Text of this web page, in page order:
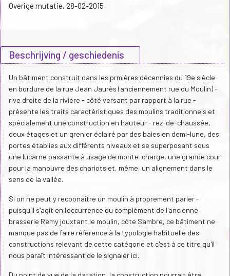
Overige mutatie, 28-02-2015
Beschrijving / geschiedenis
Un bâtiment construit dans les prmières décennies du 19e siècle
en bordure de la rue Jean Jaurès (anciennement rue du Moulin) -
rive droite de la rivière - côté versant par rapport à la rue -
présente les traits caractéristiques des moulins traditionnels et
spécialement une construction en hauteur - rez-de-chaussée,
deux étages et un grenier éclairé par des baies en demi-lune, des
portes établies aux différents niveaux et se superposant sous
une lucarne passante à usage de monte-charge, une grande cour
pour la manouvre des chariots et, même, un alignement dans le
sens de la vallée.
Si on ne peut y recoonaître un moulin à proprement parler -
puisqu'il s'agit en l'occurrence du complément de l'ancienne
brasserie Remy jouxtant le moulin, côte Sambre, ce bâtiment ne
manque pas de faire référence à la typologie habituelle des
constructions relevant de cette catégorie et c'est à ce titre qu'il
nous paraît intéressant de le signaler ici.